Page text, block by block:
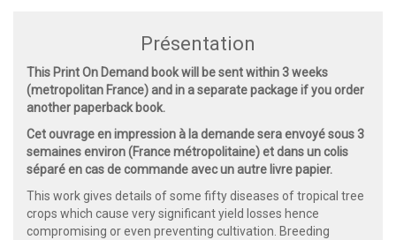
Présentation
This Print On Demand book will be sent within 3 weeks
(metropolitan France) and in a separate package if you order
another paperback book.
Cet ouvrage en impression à la demande sera envoyé sous 3
semaines environ (France métropolitaine) et dans un colis
séparé en cas de commande avec un autre livre papier.
This work gives details of some fifty diseases of tropical tree
crops which cause very significant yield losses hence
compromising or even preventing cultivation. Breeding